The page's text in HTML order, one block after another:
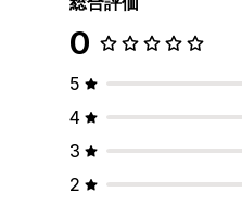
0
5
4
3
2